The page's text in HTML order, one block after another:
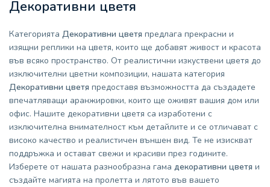
Декоративни цветя
Категорията Декоративни цветя предлага прекрасни и
изящни реплики на цветя, които ще добавят живост и красота
във всяко пространство. От реалистични изкуствени цветя до
изключителни цветни композиции, нашата категория
Декоративни цветя предоставя възможността да създадете
впечатляващи аранжировки, които ще оживят вашия дом или
офис. Нашите декоративни цветя са изработени с
изключителна внимателност към детайлите и се отличават с
високо качество и реалистичен външен вид. Те не изискват
поддръжка и остават свежи и красиви през годините.
Изберете от нашата разнообразна гама декоративни цветя и
създайте магията на пролетта и лятото във вашето